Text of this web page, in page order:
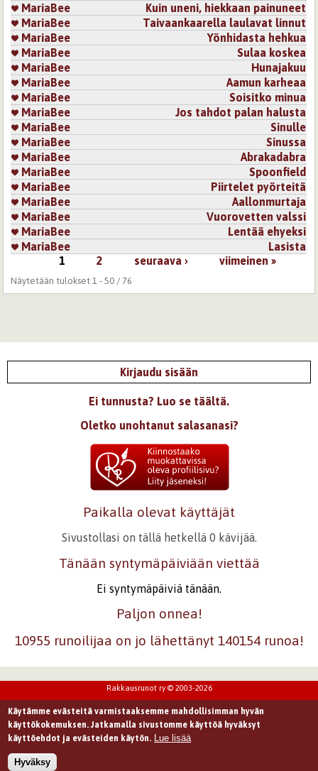
MariaBee
Kuin uneni, hiekkaan painuneet
MariaBee
Taivaankaarella laulavat linnut
MariaBee
Yönhidasta hehkua
MariaBee
Sulaa koskea
MariaBee
Hunajakuu
MariaBee
Aamun karheaa
MariaBee
Soisitko minua
MariaBee
Jos tahdot palan halusta
MariaBee
Sinulle
MariaBee
Sinussa
MariaBee
Abrakadabra
MariaBee
Spoonfield
MariaBee
Piirtelet pyörteitä
MariaBee
Aallonmurtaja
MariaBee
Vuorovetten valssi
MariaBee
Lentää ehyeksi
MariaBee
Lasista
1 2 seuraava › viimeinen »
Näytetään tulokset 1 - 50 / 76
Kirjaudu sisään
Ei tunnusta? Luo se täältä.
Oletko unohtanut salasanasi?
Paikalla olevat käyttäjät
Sivustollasi on tällä hetkellä 0 kävijää.
Tänään syntymäpäiviään viettää
Ei syntymäpäiviä tänään.
Paljon onnea!
10955 runoilijaa on jo lähettänyt 140154 runoa!
Rakkausrunot ry © 2003-2026
Käytämme evästeitä varmistaaksemme mahdollisimman hyvän
käyttökokemuksen. Jatkamalla sivustomme käyttöä hyväksyt
käyttöehdot ja evästeiden käytön. Lue lisää
Hyväksy